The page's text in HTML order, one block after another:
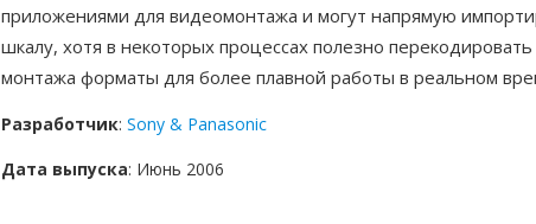
приложениями для видеомонтажа и могут напрямую
шкалу, хотя в некоторых процессах полезно
монтажа форматы для более плавной работы в реальном
Разработчик: Sony & Panasonic
Дата выпуска: Июнь 2006